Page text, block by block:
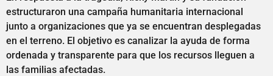
estructuraron una campaña humanitaria internacional
junto a organizaciones que ya se encuentran desplegadas
en el terreno. El objetivo es canalizar la ayuda de forma
ordenada y transparente para que los recursos lleguen a
las familias afectadas.